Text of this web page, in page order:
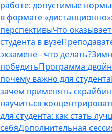
работе: допустимые нормы
в формате
перспективыЧто
студента в вузе
экзамене - что делать?
победитьПрограмма
почему важно для студента
зачем применять
научиться
для студента: как стать
себяДополнительная